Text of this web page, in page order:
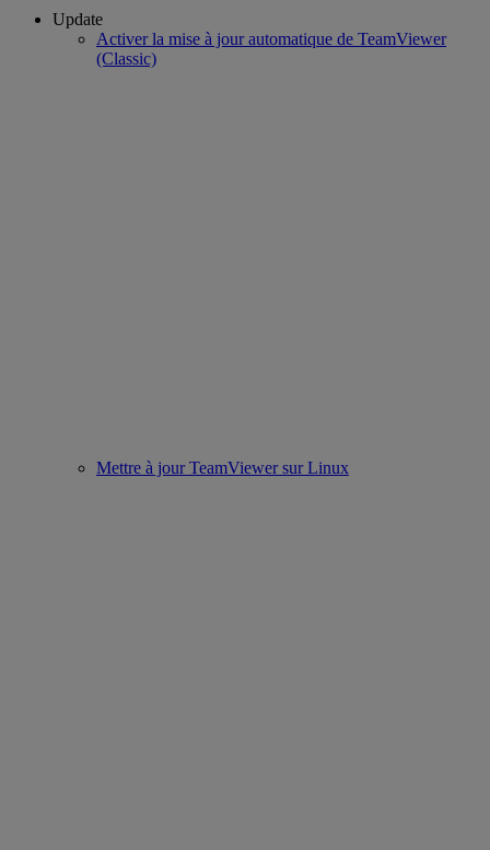
Update
Activer la mise à jour automatique de TeamViewer
(Classic)
Mettre à jour TeamViewer sur Linux